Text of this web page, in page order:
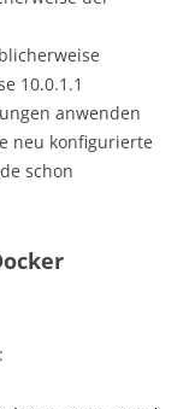
10.0.1.1
anwenden
neu konfigurierte
schon